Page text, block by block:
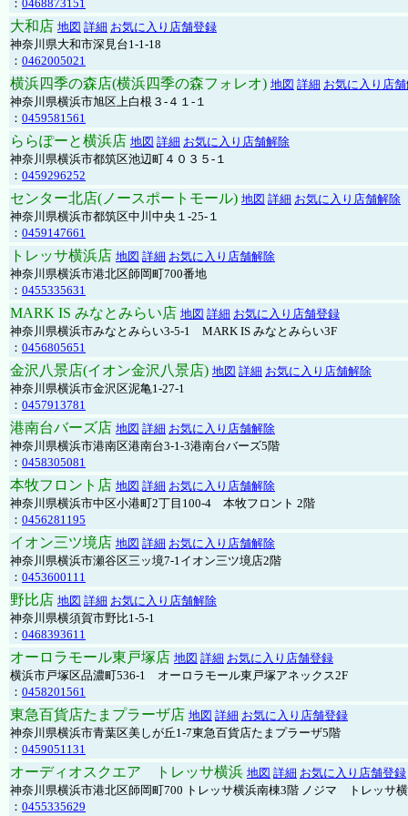
： 0468873151
大和店 地図 詳細 お気に入り店舗登録
神奈川県大和市深見台1-1-18
： 0462005021
横浜四季の森店(横浜四季の森フォレオ) 地図 詳細 お気に入り店
神奈川県横浜市旭区上白根３-４１-１
： 0459581561
ららぽーと横浜店 地図 詳細 お気に入り店舗解除
神奈川県横浜市都筑区池辺町４０３５-１
： 0459296252
センター北店(ノースポートモール) 地図 詳細 お気に入り店舗解除
神奈川県横浜市都筑区中川中央１-25-１
： 0459147661
トレッサ横浜店 地図 詳細 お気に入り店舗解除
神奈川県横浜市港北区師岡町700番地
： 0455335631
MARK IS みなとみらい店 地図 詳細 お気に入り店舗登録
神奈川県横浜市みなとみらい3-5-1 MARK IS みなとみらい3F
： 0456805651
金沢八景店(イオン金沢八景店) 地図 詳細 お気に入り店舗解除
神奈川県横浜市金沢区泥亀1-27-1
： 0457913781
港南台バーズ店 地図 詳細 お気に入り店舗解除
神奈川県横浜市港南区港南台3-1-3港南台バーズ5階
： 0458305081
本牧フロント店 地図 詳細 お気に入り店舗解除
神奈川県横浜市中区小港町2丁目100-4 本牧フロント 2階
： 0456281195
イオン三ツ境店 地図 詳細 お気に入り店舗解除
神奈川県横浜市瀬谷区三ッ境7-1イオン三ツ境店2階
： 0453600111
野比店 地図 詳細 お気に入り店舗解除
神奈川県横須賀市野比1-5-1
： 0468393611
オーロラモール東戸塚店 地図 詳細 お気に入り店舗登録
横浜市戸塚区品濃町536-1 オーロラモール東戸塚アネックス2F
： 0458201561
東急百貨店たまプラーザ店 地図 詳細 お気に入り店舗登録
神奈川県横浜市青葉区美しが丘1-7東急百貨店たまプラーザ5階
： 0459051131
オーディオスクエア トレッサ横浜 地図 詳細 お気に入り店舗登録
神奈川県横浜市港北区師岡町700 トレッサ横浜南棟3階 ノジマ トレッサ
： 0455335629